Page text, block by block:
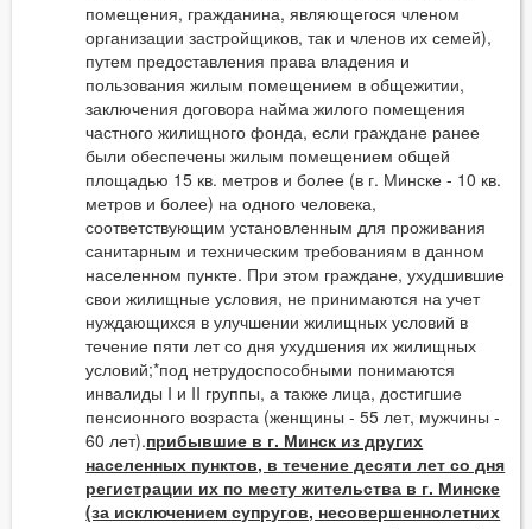
помещения, гражданина, являющегося членом
организации застройщиков, так и членов их семей),
путем предоставления права владения и
пользования жилым помещением в общежитии,
заключения договора найма жилого помещения
частного жилищного фонда, если граждане ранее
были обеспечены жилым помещением общей
площадью 15 кв. метров и более (в г. Минске - 10 кв.
метров и более) на одного человека,
соответствующим установленным для проживания
санитарным и техническим требованиям в данном
населенном пункте. При этом граждане, ухудшившие
свои жилищные условия, не принимаются на учет
нуждающихся в улучшении жилищных условий в
течение пяти лет со дня ухудшения их жилищных
условий;*под нетрудоспособными понимаются
инвалиды I и II группы, а также лица, достигшие
пенсионного возраста (женщины - 55 лет, мужчины -
60 лет).прибывшие в г. Минск из других
населенных пунктов, в течение десяти лет со дня
регистрации их по месту жительства в г. Минске
(за исключением супругов, несовершеннолетних